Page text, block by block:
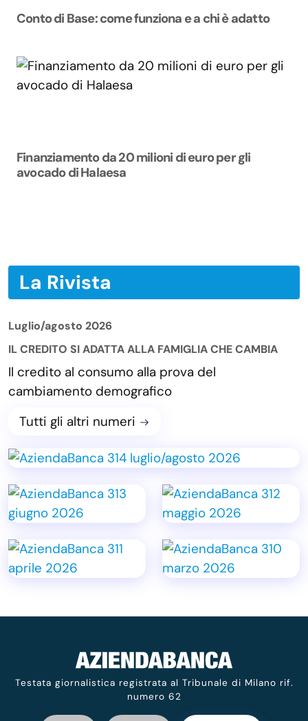
Conto di Base: come funziona e a chi è adatto
Finanziamento da 20 milioni di euro per gli
avocado di Halaesa
La Rivista
Luglio/agosto 2026
IL CREDITO SI ADATTA ALLA FAMIGLIA CHE CAMBIA
Il credito al consumo alla prova del
cambiamento demografico
Tutti gli altri numeri
Testata giornalistica registrata al Tribunale di Milano rif.
numero 62